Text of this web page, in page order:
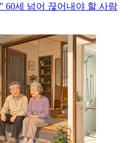
60세 넘어 끊어내야 할 사람